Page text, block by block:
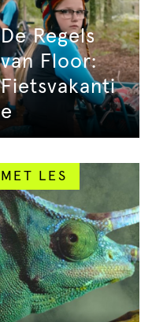
De Regels
van Floor:
Fietsvakanti
e
MET LES